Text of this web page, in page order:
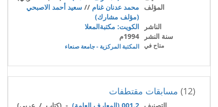
المؤلف
محمد عدنان غنام // سعيد أحمد الاصبحي
(مؤلف مشارك)
الناشر
الكويت: مكتبةالمعلا
سنة النشر
1994م
متاح في المكتبة المركزية - جامعة صنعاء
(12) مسابقات مقتطفات